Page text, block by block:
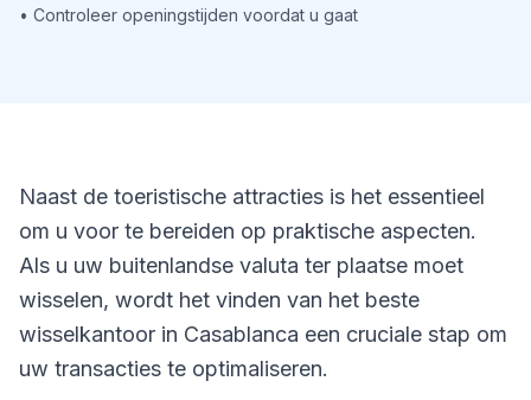
• Controleer openingstijden voordat u gaat
Naast de toeristische attracties is het essentieel
om u voor te bereiden op praktische aspecten.
Als u uw buitenlandse valuta ter plaatse moet
wisselen, wordt het vinden van het beste
wisselkantoor in Casablanca een cruciale stap om
uw transacties te optimaliseren.